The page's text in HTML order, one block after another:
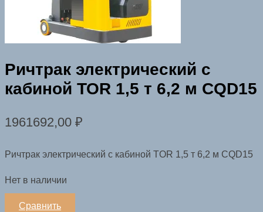
Ричтрак электрический с
кабиной TOR 1,5 т 6,2 м CQD15
1961692,00 ₽
Ричтрак электрический с кабиной TOR 1,5 т 6,2 м CQD15
Нет в наличии
Сравнить